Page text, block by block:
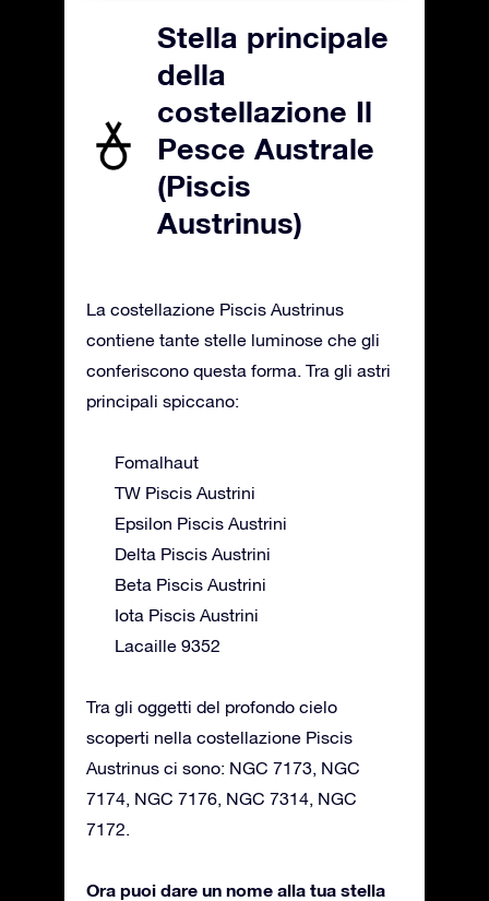
Stella principale
della
costellazione Il
Pesce Australe
(Piscis
Austrinus)
La costellazione Piscis Austrinus
contiene tante stelle luminose che gli
conferiscono questa forma. Tra gli astri
principali spiccano:
Fomalhaut
TW Piscis Austrini
Epsilon Piscis Austrini
Delta Piscis Austrini
Beta Piscis Austrini
Iota Piscis Austrini
Lacaille 9352
Tra gli oggetti del profondo cielo
scoperti nella costellazione Piscis
Austrinus ci sono: NGC 7173, NGC
7174, NGC 7176, NGC 7314, NGC
7172.
Ora puoi dare un nome alla tua stella